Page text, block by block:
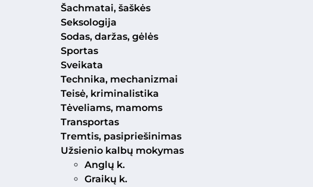
Šachmatai, šaškės
Seksologija
Sodas, daržas, gėlės
Sportas
Sveikata
Technika, mechanizmai
Teisė, kriminalistika
Tėveliams, mamoms
Transportas
Tremtis, pasipriešinimas
Užsienio kalbų mokymas
Anglų k.
Graikų k.